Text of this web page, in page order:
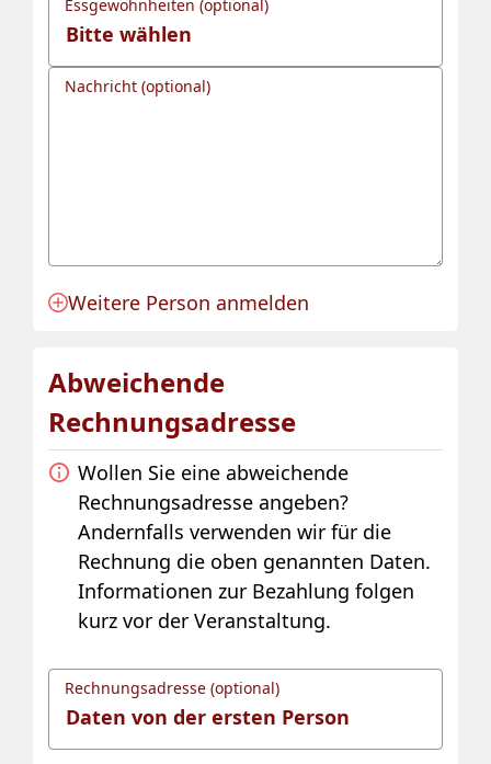
Essgewohnheiten (optional)
Nachricht (optional)
Anmeldung für eine Person angelegt.
Weitere Person anmelden
Abweichende
Rechnungsadresse
Wollen Sie eine abweichende
Rechnungsadresse angeben?
Andernfalls verwenden wir für die
Rechnung die oben genannten Daten.
Informationen zur Bezahlung folgen
kurz vor der Veranstaltung.
Rechnungsadresse (optional)